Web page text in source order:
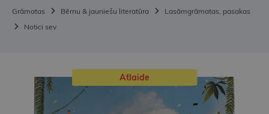
Grāmatas Bērnu & jauniešu literatūra
Lasāmgrāmatas, pasakas
Notici sev
Atlaide